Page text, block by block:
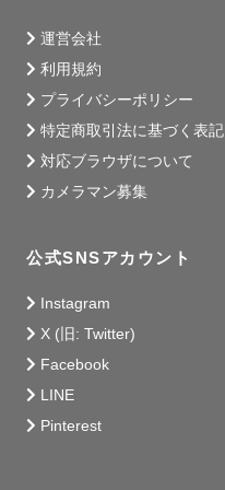
運営会社
利用規約
プライバシーポリシー
特定商取引法に基づく表記
対応ブラウザについて
カメラマン募集
公式SNSアカウント
Instagram
X (旧: Twitter)
Facebook
LINE
Pinterest